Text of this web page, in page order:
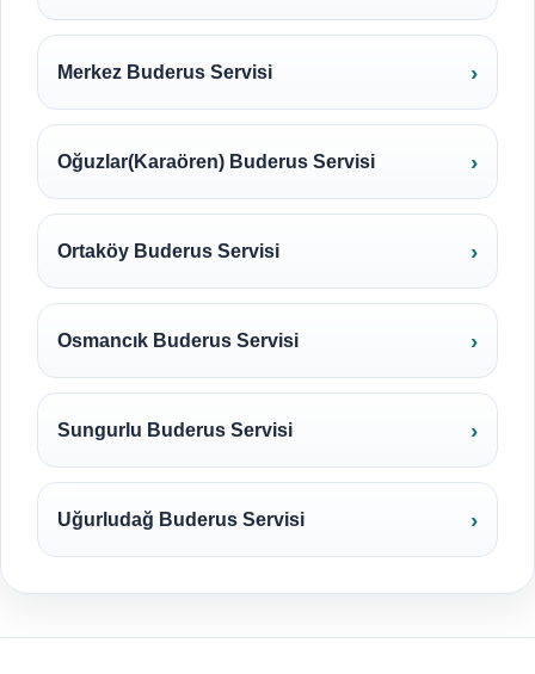
Merkez Buderus Servisi
Oğuzlar(Karaören) Buderus Servisi
Ortaköy Buderus Servisi
Osmancık Buderus Servisi
Sungurlu Buderus Servisi
Uğurludağ Buderus Servisi